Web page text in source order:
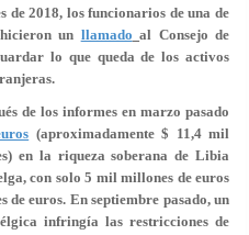
de 2018, los funcionarios de una de
un llamado al Consejo de
lo que queda de los activos
de los informes en marzo pasado
(aproximadamente $ 11,4 mil
en la riqueza soberana de Libia
con solo 5 mil millones de euros
euros. En septiembre pasado, un
infringía las restricciones de